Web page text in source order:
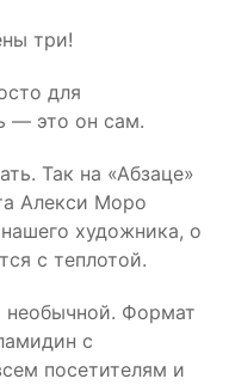
три!
для
— это он сам.
Так на «Абзаце»
Алекси Моро
художника, о
с теплотой.
необычной. Формат
с
посетителям и